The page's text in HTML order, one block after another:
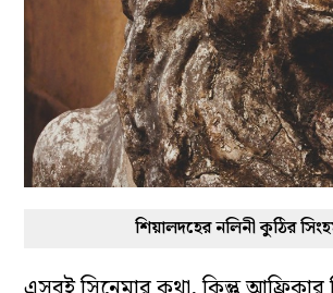
শিয়ালদহের নলিনী কুঠির